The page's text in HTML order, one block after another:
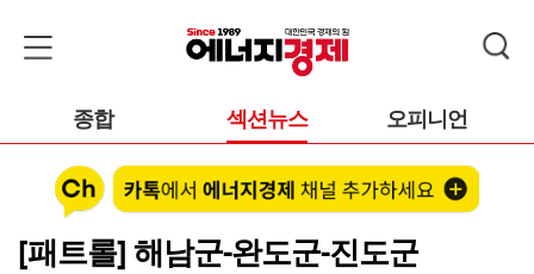
종합 섹션뉴스 오피니언
[패트롤] 해남군-완도군-진도군